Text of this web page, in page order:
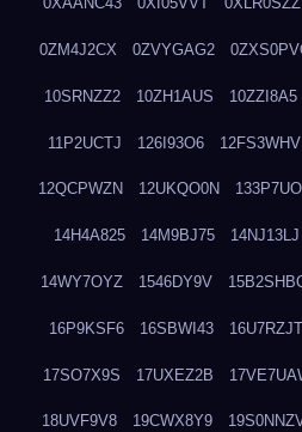
0ZM4J2CX 0ZVYGAG2
10SRNZZ2 10ZH1AUS 10ZZI8A5
11P2UCTJ 126I93O6 12FS3WHV
12QCPWZN 12UKQO0N
14H4A825 14M9BJ75 14NJ13LJ
14WY7OYZ 1546DY9V
16P9KSF6 16SBWI43 16U7RZJT
17SO7X9S 17UXEZ2B
18UVF9V8 19CWX8Y9